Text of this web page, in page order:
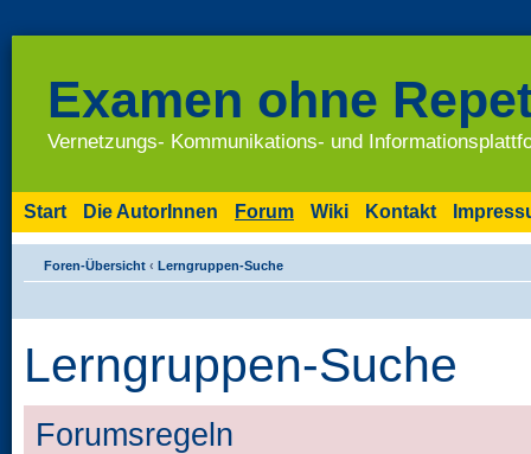
Examen ohne
Vernetzungs- Kommunikations- und
Start Die AutorInnen Forum Wiki Kontakt
Foren-Übersicht ‹ Lerngruppen-Suche
Lerngruppen-Suche
Forumsregeln